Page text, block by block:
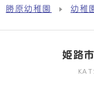
勝原幼稚園 幼稚
姫路